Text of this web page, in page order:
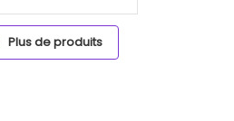
Plus de produits